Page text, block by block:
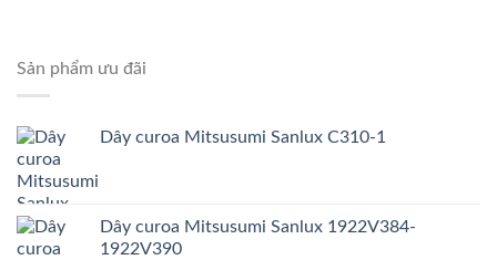
Sản phẩm ưu đãi
Dây curoa Mitsusumi Sanlux C310-1
Dây curoa Mitsusumi Sanlux 1922V384-
1922V390